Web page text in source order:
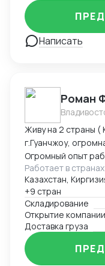
Написать
Роман
Живу на 2 страны (
г.Гуанчжоу,
Огромный опыт
Страны Средней
инспекция.
Работает в странах
Казахстан,
+9 стран
Складирование
Открытие
Доставка груза